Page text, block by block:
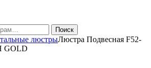
Поиск
люстрыЛюстра Подвесная F52-
GOLD